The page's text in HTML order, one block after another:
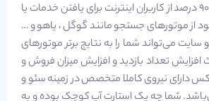
در حال حاضر بیش از 90 درصد از کاربران اینترنت برای یافتن خدمات یا
از موتورهای جستجو مانند گوگل ، یاهو و …
می‌تواند شما را به نتایج برتر موتورهای
تعداد بازدید و افزایش میزان فروش و
دارای نیروی کاملا متخصص در زمینه سئو و
شما چه یک استارت آپ کوچک بوده و به